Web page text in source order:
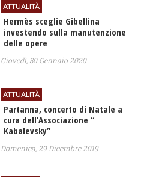
ATTUALITÀ
Hermès sceglie Gibellina
investendo sulla manutenzione
delle opere
Giovedì, 30 Gennaio 2020
ATTUALITÀ
Partanna, concerto di Natale a
cura dell’Associazione “
Kabalevsky”
Domenica, 29 Dicembre 2019